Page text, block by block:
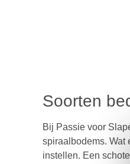
Soorten
Bij Passie voor
spiraalbodems. Wat
instellen. Een